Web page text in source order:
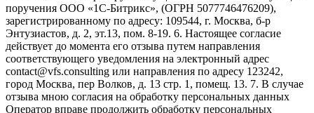
поручения ООО «1С-Битрикс», (ОГРН 5077746476209),
зарегистрированному по адресу: 109544, г. Москва, б-р
Энтузиастов, д. 2, эт.13, пом. 8-19. 6. Настоящее согласие
действует до момента его отзыва путем направления
соответствующего уведомления на электронный адрес
contact@vfs.consulting или направления по адресу 123242,
город Москва, пер Волков, д. 13 стр. 1, помещ. 13. 7. В случае
отзыва мною согласия на обработку персональных данных
Оператор вправе продолжить обработку персональных